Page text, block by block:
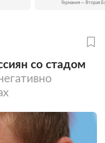
Германия — Вторая
со стадом